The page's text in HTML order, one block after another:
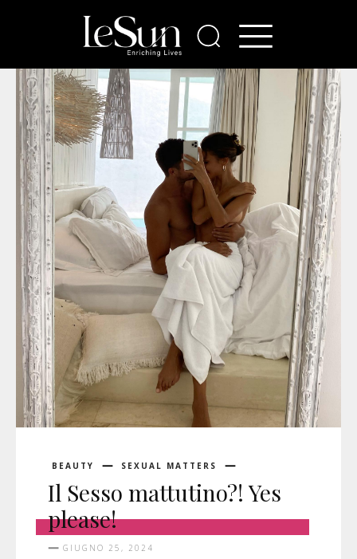
BEAUTY SEXUAL MATTERS
Il Sesso mattutino?! Yes
please!
GIUGNO 25, 2024